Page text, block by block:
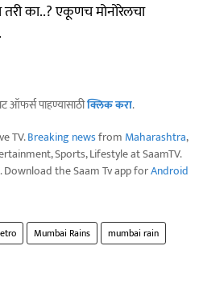
तरी का..? एकूणच मोनोरेलचा
ऑफर्स पाहण्यासाठीक्लिक करा.
TV.Breaking newsfrom Maharashtra,
Sports, Lifestyle at SaamTV.
Download the Saam Tv app forAndroid
Mumbai Rains
mumbai rain